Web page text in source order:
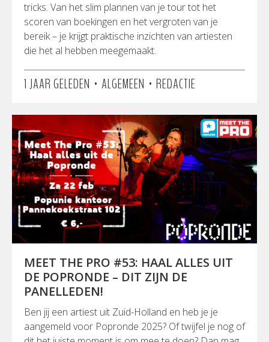
tricks. Van het slim plannen van je tour tot het
scoren van boekingen en het vergroten van je
bereik – je krijgt praktische inzichten van artiesten
die het al hebben meegemaakt.
1 JAAR GELEDEN • ALGEMEEN • REDACTIE
MEET THE PRO #53: HAAL ALLES UIT
DE POPRONDE – DIT ZIJN DE
PANELLEDEN!
Ben jij een artiest uit Zuid-Holland en heb je je
aangemeld voor Popronde 2025? Of twijfel je nog of